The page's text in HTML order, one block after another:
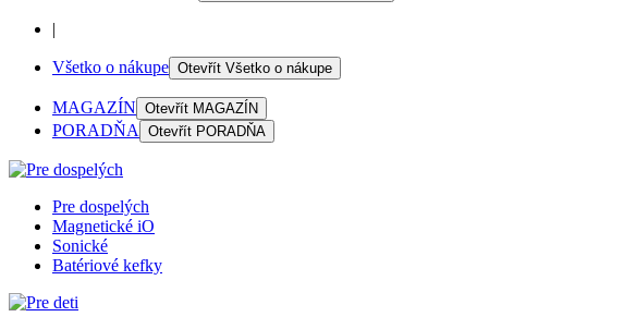
|
Všetko o nákupe Otevřít Všetko o nákupe
MAGAZÍN Otevřít MAGAZÍN
PORADŇA Otevřít PORADŇA
Pre dospelých
Magnetické iO
Sonické
Batériové kefky